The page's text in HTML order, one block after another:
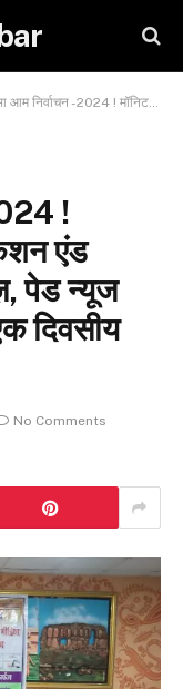
मीडिया सर्टिफिकेशन एंड मॉनिटरिंग कमेटी ,फेक न्यूज़, पेड न्यूज सोशल मीडिया से संबंधित एक दिवसीय प्रशिक्षण आयोजित।
!
एंड
पेड न्यूज
दिवसीय
No Comments